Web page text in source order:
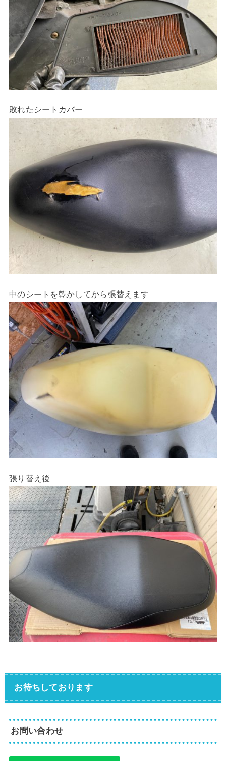
敗れたシートカバー
中のシートを乾かしてから張替えます
張り替え後
お待ちしております
お問い合わせ